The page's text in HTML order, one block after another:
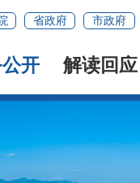
省政府 市政府
开 解读回应